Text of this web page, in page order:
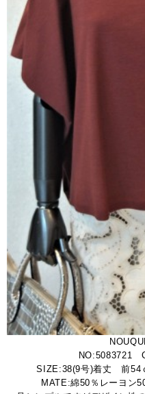
NO:5083721
SIZE:38(9号)着丈 前54
MATE:綿50％レーヨン